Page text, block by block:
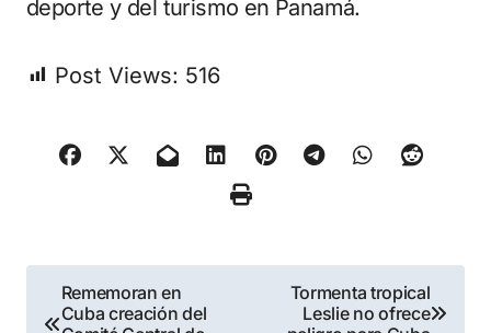
deporte y del turismo en Panamá.
Post Views: 516
Navegación
Rememoran en
Cuba creación del
Tormenta tropical
Leslie no ofrece